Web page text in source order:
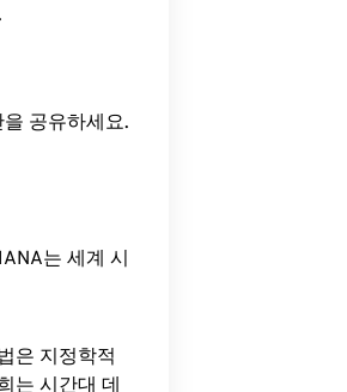
공유하세요.
는 세계 시
은 지정학적
는 시간대 데